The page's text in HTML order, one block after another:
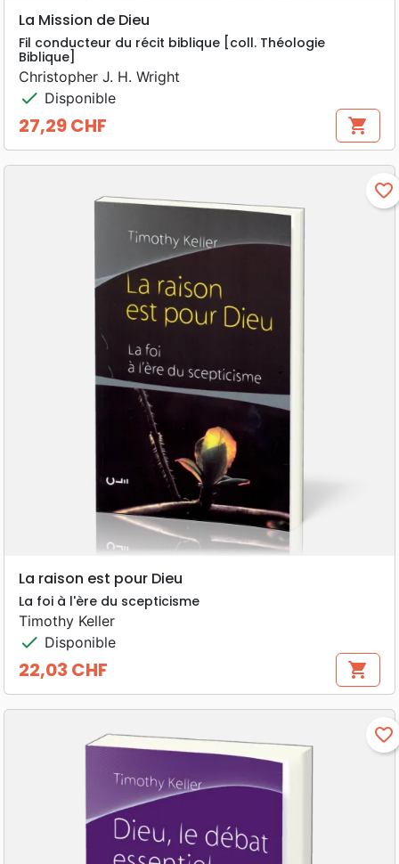
La Mission de Dieu
Fil conducteur du récit biblique [coll. Théologie
Biblique]
Christopher J. H. Wright
check Disponible
Prix
27,29 CHF shopping_cart
favorite_border
La raison est pour Dieu
La foi à l'ère du scepticisme
Timothy Keller
check Disponible
Prix
22,03 CHF shopping_cart
favorite_border